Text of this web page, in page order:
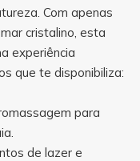
Com apenas
cristalino, esta
experiência
que te disponibiliza:
para
de lazer e